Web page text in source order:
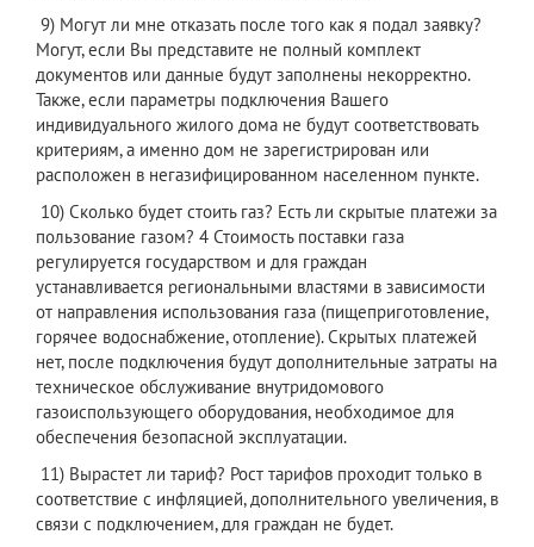
9) Могут ли мне отказать после того как я подал заявку?
Могут, если Вы представите не полный комплект
документов или данные будут заполнены некорректно.
Также, если параметры подключения Вашего
индивидуального жилого дома не будут соответствовать
критериям, а именно дом не зарегистрирован или
расположен в негазифицированном населенном пункте.
10) Сколько будет стоить газ? Есть ли скрытые платежи за
пользование газом? 4 Стоимость поставки газа
регулируется государством и для граждан
устанавливается региональными властями в зависимости
от направления использования газа (пищеприготовление,
горячее водоснабжение, отопление). Скрытых платежей
нет, после подключения будут дополнительные затраты на
техническое обслуживание внутридомового
газоиспользующего оборудования, необходимое для
обеспечения безопасной эксплуатации.
11) Вырастет ли тариф? Рост тарифов проходит только в
соответствие с инфляцией, дополнительного увеличения, в
связи с подключением, для граждан не будет.